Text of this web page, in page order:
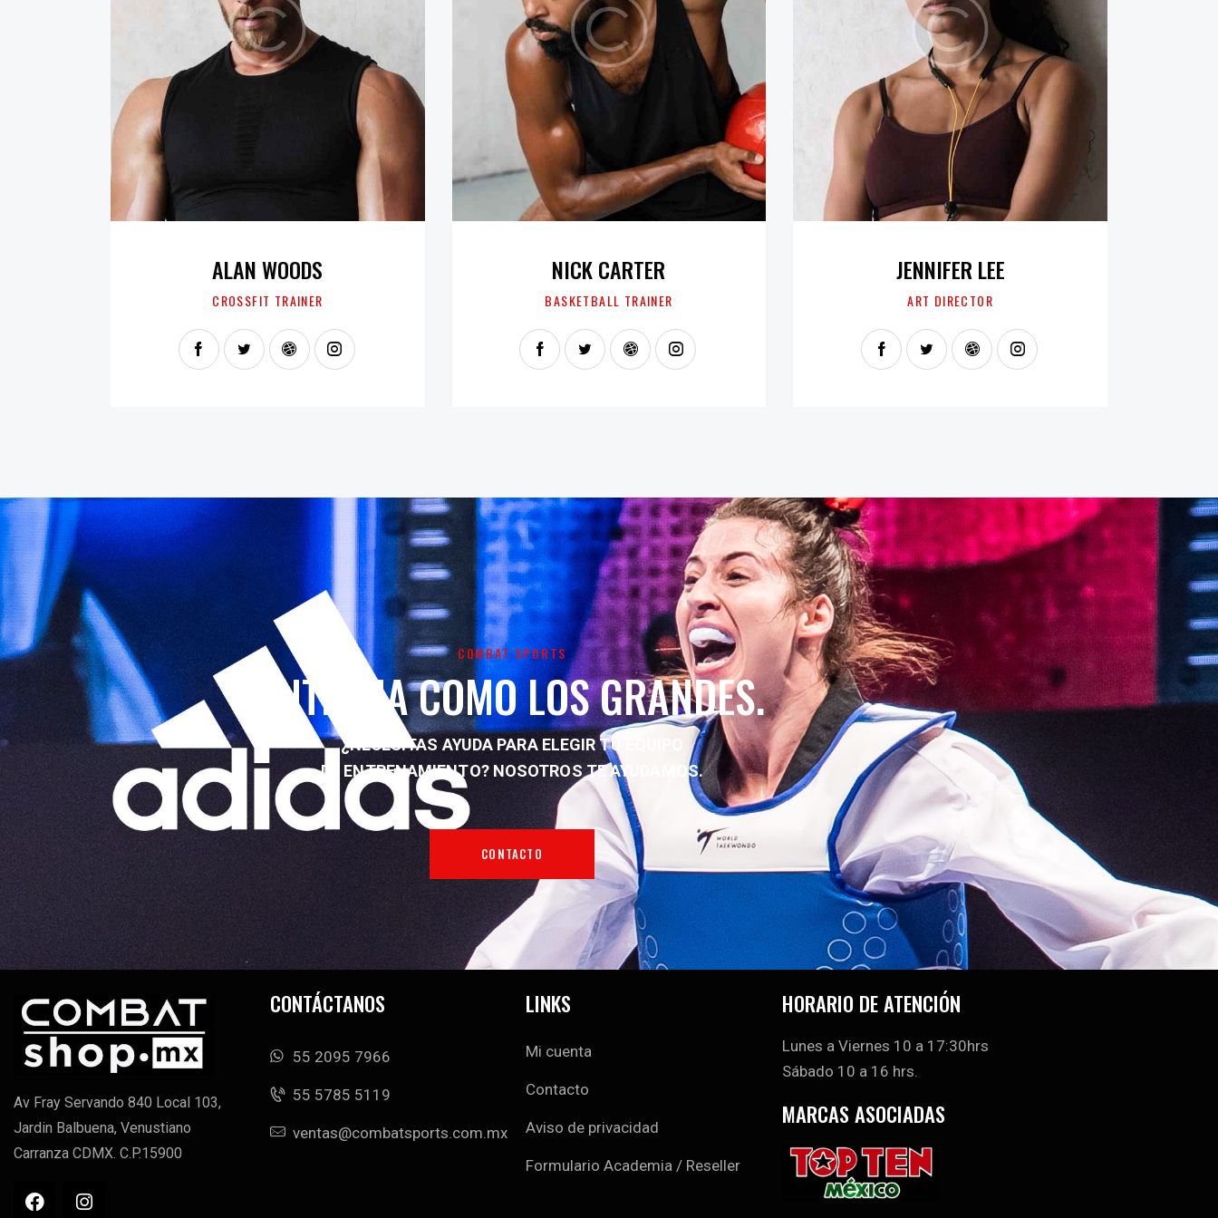
ALAN WOODS
CROSSFIT TRAINER
NICK CARTER
BASKETBALL TRAINER
JENNIFER LEE
ART DIRECTOR
COMBAT SPORTS
ENTRENA COMO LOS GRANDES.
¿NECESITAS AYUDA PARA ELEGIR TU EQUIPO
DE ENTRENAMIENTO? NOSOTROS TE AYUDAMOS.
CONTACTO
Av Fray Servando 840 Local 103,
Jardin Balbuena, Venustiano
Carranza CDMX. C.P.15900
CONTÁCTANOS
55 2095 7966
‭55 5785 5119‬
ventas@combatsports.com.mx
LINKS
Mi cuenta
Contacto
Aviso de privacidad
Formulario Academia / Reseller
HORARIO DE ATENCIÓN
Lunes a Viernes 10 a 17:30hrs
Sábado 10 a 16 hrs.
MARCAS ASOCIADAS